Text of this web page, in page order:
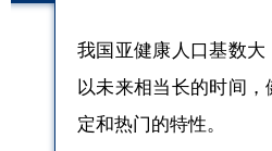
我国亚健康人口基数
以未来相当长的时间
定和热门的特性。